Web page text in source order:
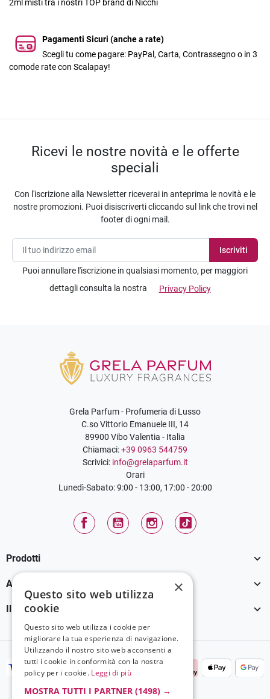
2ml misti tra i nostri TOP brand di Nicchi
Pagamenti Sicuri (anche a rate)
Scegli tu come pagare: PayPal, Carta, Contrassegno o in 3
comode rate con Scalapay!
Ricevi le nostre novità e le offerte
speciali
Con l'iscrizione alla Newsletter riceverai in anteprima le novità e le
nostre promozioni. Puoi disiscriverti cliccando sul link che trovi nel
footer di ogni mail.
Puoi annullare l'iscrizione in qualsiasi momento, per maggiori
dettagli consulta la nostra
Privacy Policy
Grela Parfum - Profumeria di Lusso
C.so Vittorio Emanuele III, 14
89900 Vibo Valentia - Italia
Chiamaci:+39 0963 544759
Scrivici: info@grelaparfum.it
Orari
Lunedì-Sabato: 9:00 - 13:00, 17:00 - 20:00
FacebookYouTube InstagramTikTok
Prodotti 
Assistenza Clienti 
Il tuo account 
×
Questo sito web utilizza
cookie
Questo sito web utilizza i cookie per
migliorare la tua esperienza di navigazione.
Utilizzando il nostro sito web acconsenti a
tutti i cookie in conformità con la nostra
policy per i cookie. Leggi di più
MOSTRA TUTTI I PARTNER (1498) →